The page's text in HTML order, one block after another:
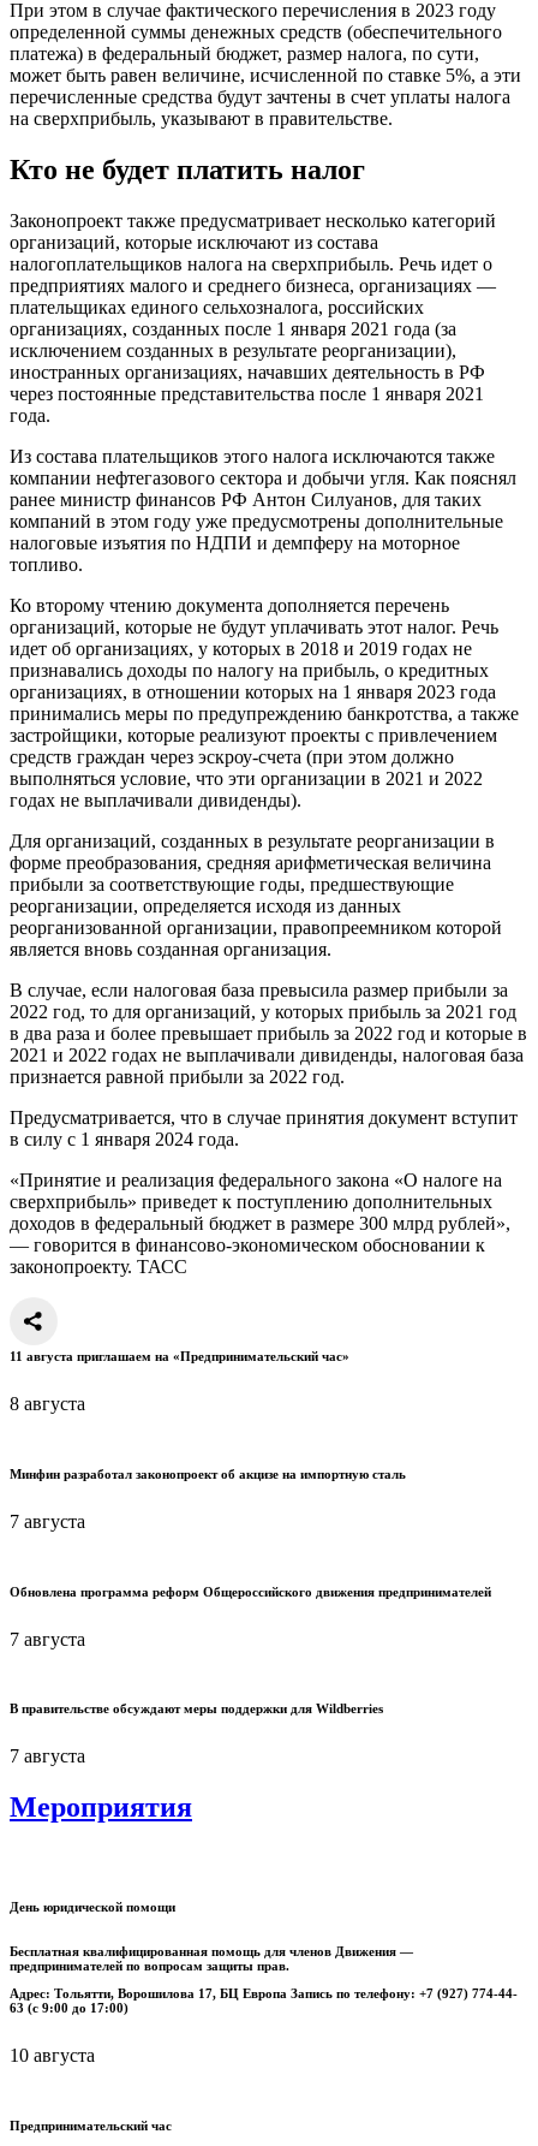
При этом в случае фактического перечисления в 2023 году
определенной суммы денежных средств (обеспечительного
платежа) в федеральный бюджет, размер налога, по сути,
может быть равен величине, исчисленной по ставке 5%, а эти
перечисленные средства будут зачтены в счет уплаты налога
на сверхприбыль, указывают в правительстве.
Кто не будет платить налог
Законопроект также предусматривает несколько категорий
организаций, которые исключают из состава
налогоплательщиков налога на сверхприбыль. Речь идет о
предприятиях малого и среднего бизнеса, организациях —
плательщиках единого сельхозналога, российских
организациях, созданных после 1 января 2021 года (за
исключением созданных в результате реорганизации),
иностранных организациях, начавших деятельность в РФ
через постоянные представительства после 1 января 2021
года.
Из состава плательщиков этого налога исключаются также
компании нефтегазового сектора и добычи угля. Как пояснял
ранее министр финансов РФ Антон Силуанов, для таких
компаний в этом году уже предусмотрены дополнительные
налоговые изъятия по НДПИ и демпферу на моторное
топливо.
Ко второму чтению документа дополняется перечень
организаций, которые не будут уплачивать этот налог. Речь
идет об организациях, у которых в 2018 и 2019 годах не
признавались доходы по налогу на прибыль, о кредитных
организациях, в отношении которых на 1 января 2023 года
принимались меры по предупреждению банкротства, а также
застройщики, которые реализуют проекты с привлечением
средств граждан через эскроу-счета (при этом должно
выполняться условие, что эти организации в 2021 и 2022
годах не выплачивали дивиденды).
Для организаций, созданных в результате реорганизации в
форме преобразования, средняя арифметическая величина
прибыли за соответствующие годы, предшествующие
реорганизации, определяется исходя из данных
реорганизованной организации, правопреемником которой
является вновь созданная организация.
В случае, если налоговая база превысила размер прибыли за
2022 год, то для организаций, у которых прибыль за 2021 год
в два раза и более превышает прибыль за 2022 год и которые в
2021 и 2022 годах не выплачивали дивиденды, налоговая база
признается равной прибыли за 2022 год.
Предусматривается, что в случае принятия документ вступит
в силу с 1 января 2024 года.
«Принятие и реализация федерального закона «О налоге на
сверхприбыль» приведет к поступлению дополнительных
доходов в федеральный бюджет в размере 300 млрд рублей»,
— говорится в финансово-экономическом обосновании к
законопроекту. ТАСС
11 августа приглашаем на «Предпринимательский час»
8 августа
Минфин разработал законопроект об акцизе на импортную сталь
7 августа
Обновлена программа реформ Общероссийского движения предпринимателей
7 августа
В правительстве обсуждают меры поддержки для Wildberries
7 августа
Мероприятия
День юридической помощи
Бесплатная квалифицированная помощь для членов Движения —
предпринимателей по вопросам защиты прав.
Адрес: Тольятти, Ворошилова 17, БЦ Европа Запись по телефону: +7 (927) 774-44-
63 (с 9:00 до 17:00)
10 августа
Предпринимательский час